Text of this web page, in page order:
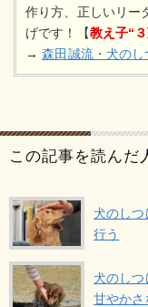
作り方、正しいリー
げです！【教え子“
→森田誠流・犬のし
この記事を読んだ
犬のしつ
行う
犬のしつ
甘やかさ